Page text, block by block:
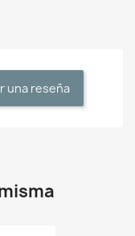
una reseña